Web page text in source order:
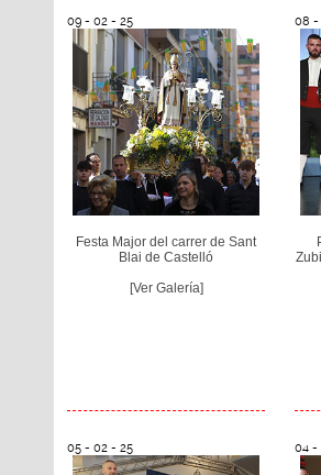
09 - 02 - 25
Festa Major del carrer de Sant
Blai de Castelló
[Ver Galería]
08 -
05 - 02 - 25 04 -